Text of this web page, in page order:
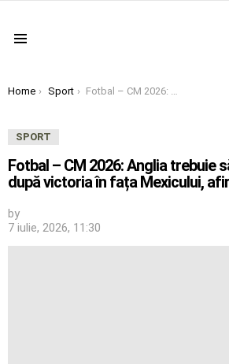
You are here:
Home Sport Fotbal – CM 2026: Anglia trebuie să se ‘calmeze’ după victoria în fața Mexicului, afirmă Harry Kane
SPORT
Fotbal – CM 2026: Anglia trebuie
după victoria în fața Mexicului,
by
7 iulie, 2026, 11:30